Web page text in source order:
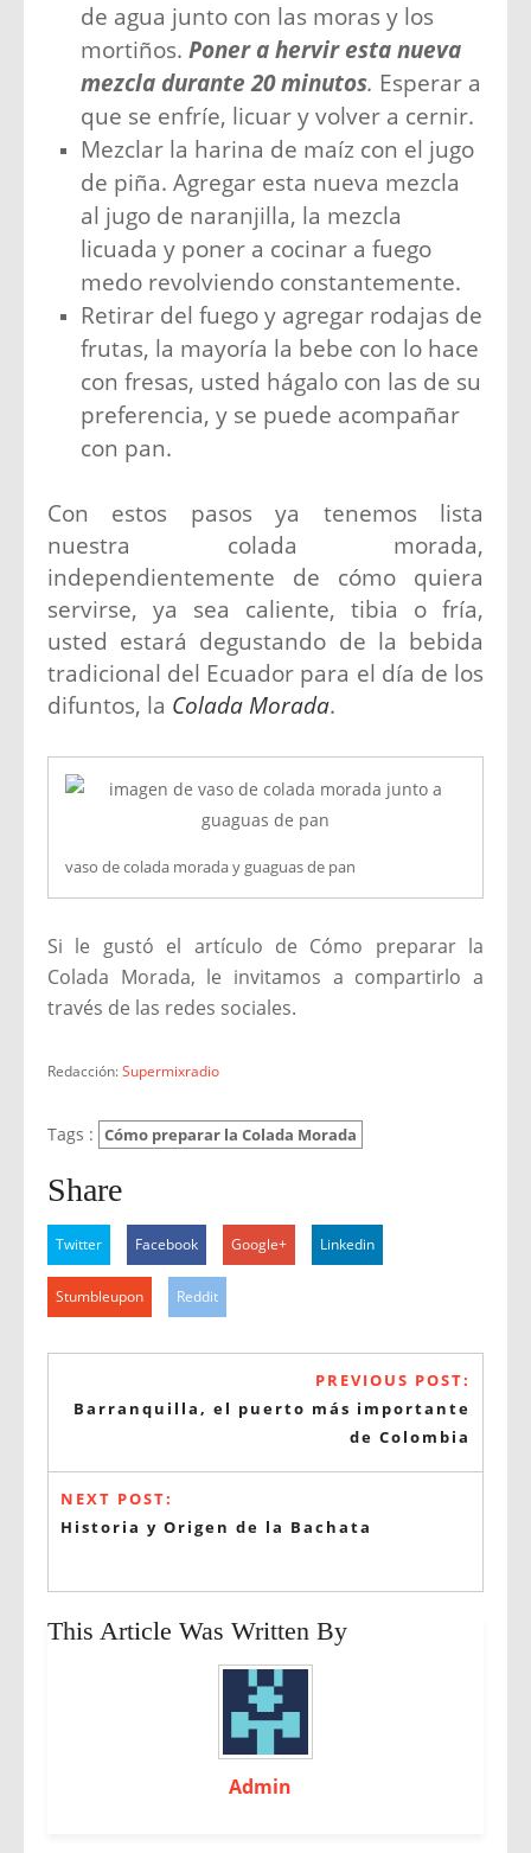
de agua junto con las moras y los
mortiños. Poner a hervir esta nueva
mezcla durante 20 minutos. Esperar a
que se enfríe, licuar y volver a cernir.
Mezclar la harina de maíz con el jugo
de piña. Agregar esta nueva mezcla
al jugo de naranjilla, la mezcla
licuada y poner a cocinar a fuego
medo revolviendo constantemente.
Retirar del fuego y agregar rodajas de
frutas, la mayoría la bebe con lo hace
con fresas, usted hágalo con las de su
preferencia, y se puede acompañar
con pan.
Con estos pasos ya tenemos lista
nuestra colada morada,
independientemente de cómo quiera
servirse, ya sea caliente, tibia o fría,
usted estará degustando de la bebida
tradicional del Ecuador para el día de los
difuntos, la Colada Morada.
vaso de colada morada y guaguas de pan
Si le gustó el artículo de Cómo preparar la
Colada Morada, le invitamos a compartirlo a
través de las redes sociales.
Redacción:Supermixradio
Tags : Cómo preparar la Colada Morada
Share
Twitter Facebook Google+ Linkedin
Stumbleupon Reddit
PREVIOUS POST:
Barranquilla, el puerto más importante
de Colombia
NEXT POST:
Historia y Origen de la Bachata
This Article Was Written By
Admin